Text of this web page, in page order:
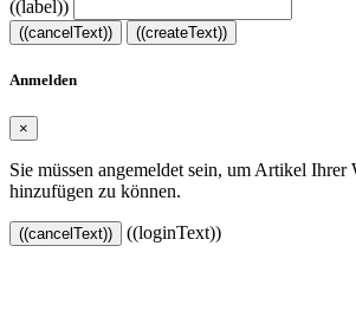
((label))
((cancelText)) ((createText))
Anmelden
×
Sie müssen angemeldet sein, um Artikel Ihrer
hinzufügen zu können.
((cancelText)) ((loginText))